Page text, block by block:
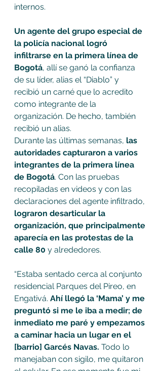
internos.
Un agente del grupo especial de
la policía nacional logró
infiltrarse en la primera línea de
Bogotá, allí se ganó la confianza
de su líder, alias el “Diablo” y
recibió un carné que lo acredito
como integrante de la
organización. De hecho, también
recibió un alias.
Durante las últimas semanas, las
autoridades capturaron a varios
integrantes de la primera línea
de Bogotá. Con las pruebas
recopiladas en videos y con las
declaraciones del agente infiltrado,
lograron desarticular la
organización, que principalmente
aparecía en las protestas de la
calle 80 y alrededores.
“Estaba sentado cerca al conjunto
residencial Parques del Pireo, en
Engativá. Ahí llegó la ‘Mama’ y me
preguntó si me le iba a medir; de
inmediato me paré y empezamos
a caminar hacia un lugar en el
[barrio] Garcés Navas. Todo lo
manejaban con sigilo, me quitaron